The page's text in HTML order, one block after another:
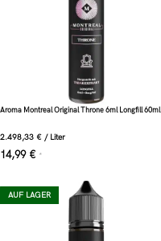
Aroma Montreal Original Throne 6ml Longfill 60ml
2.498,33 € / Liter
14,99 € *
AUF LAGER